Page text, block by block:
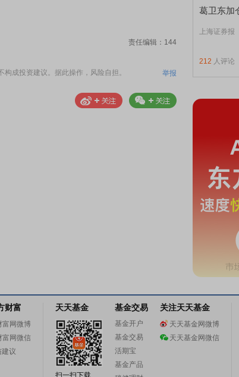
责任编辑：144
成投资建议。据此操作，风险自担。 举报
葛卫东加
上海证券报
212 人评论
财富
富网微博
富网微信
建议
天天基金
扫一扫下载
基金交易
基金开户
基金交易
活期宝
基金产品
关注天天基金
天天基金网微博
天天基金网微信